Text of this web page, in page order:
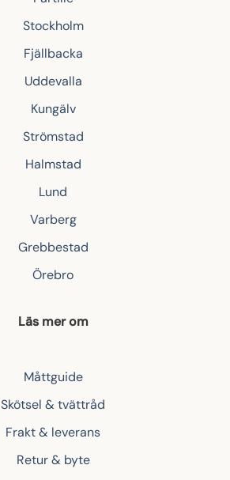
Stockholm
Fjällbacka
Uddevalla
Kungälv
Strömstad
Halmstad
Lund
Varberg
Grebbestad
Örebro
Läs mer om
Måttguide
Skötsel & tvättråd
Frakt & leverans
Retur & byte